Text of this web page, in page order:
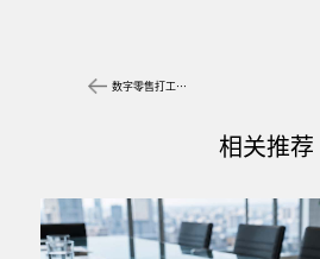
数字零售打工人见鬼时刻
相关推荐